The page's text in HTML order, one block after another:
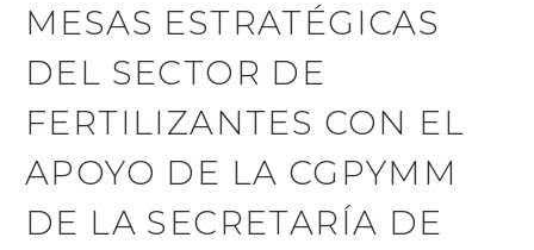
MESAS ESTRATÉGICAS
DEL SECTOR DE
FERTILIZANTES CON EL
APOYO DE LA CGPYMM
DE LA SECRETARÍA DE